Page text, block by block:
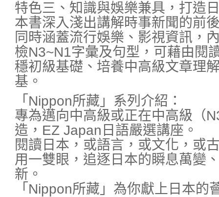
特色三、知識與娛樂兼具，打造
本書深入淺出講解時事新聞的前
同時涵蓋流行娛樂、影視資訊，
檢N3~N1字彙及句型，可藉由閱
穩初級基礎、培養中高級文章理
基。
「Nippon所藏」系列介紹：
專為邁向中高級或正在中高級（
造，EZ Japan日語嚴選講座。
閱讀日本，或語言，或文化，或
用一雙眼，追逐日本的瞬息萬變
新。
「Nippon所藏」為你獻上日本的